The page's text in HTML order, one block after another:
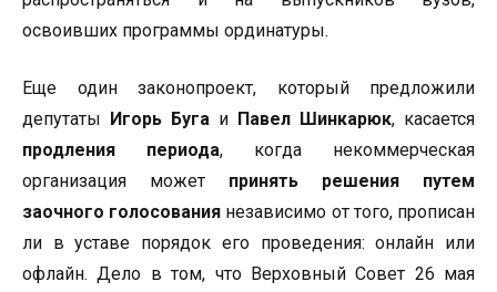
освоивших программы ординатуры.
Еще один законопроект, который предложили
депутаты Игорь Буга и Павел Шинкарюк, касается
продления периода, когда некоммерческая
организация может принять решения путем
заочного голосования независимо от того, прописан
ли в уставе порядок его проведения: онлайн или
офлайн. Дело в том, что Верховный Совет 26 мая